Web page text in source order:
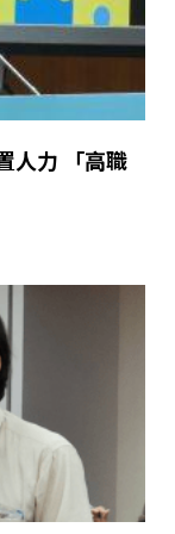
人力 「高職